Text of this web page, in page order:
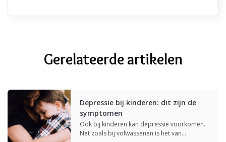
Gerelateerde artikelen
Depressie bij kinderen: dit zijn de
symptomen
Ook bij kinderen kan depressie voorkomen.
Net zoals bij volwassenen is het van…